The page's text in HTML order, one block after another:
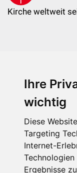
Ihre
wichtig
Diese
Targeting
Internet-
Ergebnisse
Kirche weltweit